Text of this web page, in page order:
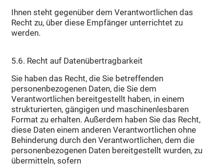
Ihnen steht gegenüber dem Verantwortlichen das
Recht zu, über diese Empfänger unterrichtet zu
werden.
5.6. Recht auf Datenübertragbarkeit
Sie haben das Recht, die Sie betreffenden
personenbezogenen Daten, die Sie dem
Verantwortlichen bereitgestellt haben, in einem
strukturierten, gängigen und maschinenlesbaren
Format zu erhalten. Außerdem haben Sie das Recht,
diese Daten einem anderen Verantwortlichen ohne
Behinderung durch den Verantwortlichen, dem die
personenbezogenen Daten bereitgestellt wurden, zu
übermitteln, sofern